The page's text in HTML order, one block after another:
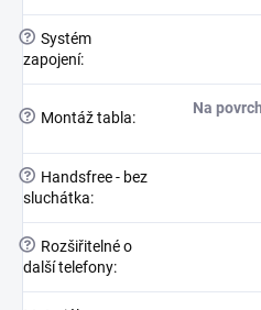
? Systém
zapojení:
? Montáž tabla:
Na
?
Handsfree - bez
sluchátka:
?
Rozšiřitelné o
další telefony: